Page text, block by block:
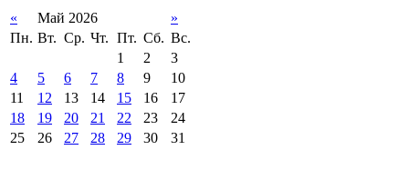
« Май 2026
»
Пн. Вт. Ср. Чт. Пт. Сб. Вс.
1
2
3
4
5 6 7 8 9
10
11
12 13 14 15 16
17
18
19 20 21 22 23
24
25
26 27 28 29 30 31